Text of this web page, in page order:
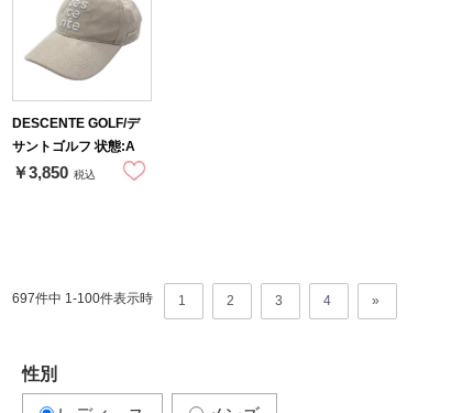
DESCENTE GOLF/デ
サントゴルフ 状態:A
￥3,850 税込
697件中 1-100件表示時 1 2 3 4 »
性別